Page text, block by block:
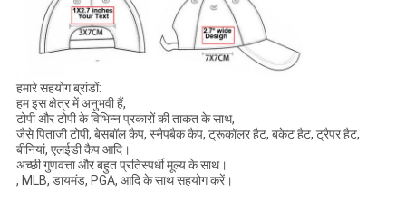
हमारे सहयोग ब्रांडों:
हम इस क्षेत्र में अनुभवी हैं,
टोपी और टोपी के विभिन्न प्रकारों की ताकत के साथ,
जैसे पिताजी टोपी, बेसबॉल कैप, स्नैपबैक कैप, ट्रूकॉलर हैट, बकेट हैट, ट्रैपर हैट,
बीनियां, एलईडी कैप आदि।
अच्छी गुणवत्ता और बहुत प्रतिस्पर्धी मूल्य के साथ।
, MLB, डायमंड, PGA, आदि के साथ सहयोग करें।